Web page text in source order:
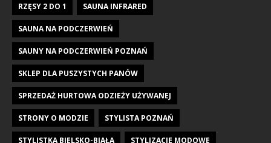
RZĘSY 2 DO 1 SAUNA INFRARED
SAUNA NA PODCZERWIEŃ
SAUNY NA PODCZERWIEŃ POZNAŃ
SKLEP DLA PUSZYSTYCH PANÓW
SPRZEDAŻ HURTOWA ODZIEŻY UŻYWANEJ
STRONY O MODZIE STYLISTA POZNAŃ
STYLISTKA BIELSKO-BIAŁA STYLIZACJE MODOWE